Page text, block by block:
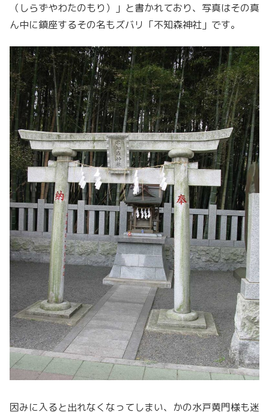
（しらずやわたのもり）」と書かれており、写真はその真
ん中に鎮座するその名もズバリ「不知森神社」です。
因みに入ると出れなくなってしまい、かの水戸黄門様も迷